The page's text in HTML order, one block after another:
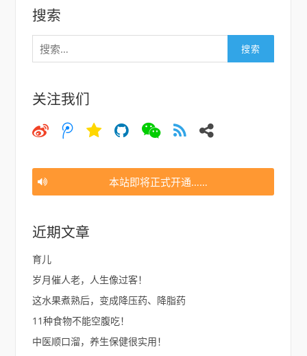
搜索
搜
索：
关注我们
微
微
空
猫
微
大
邮
本站即将正式开通……
近期文章
育儿
岁月催人老，人生像过客！
这水果煮熟后，变成降压药、降脂药
11种食物不能空腹吃！
中医顺口溜，养生保健很实用！